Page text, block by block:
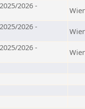
2026 -
2026 -
2026 -